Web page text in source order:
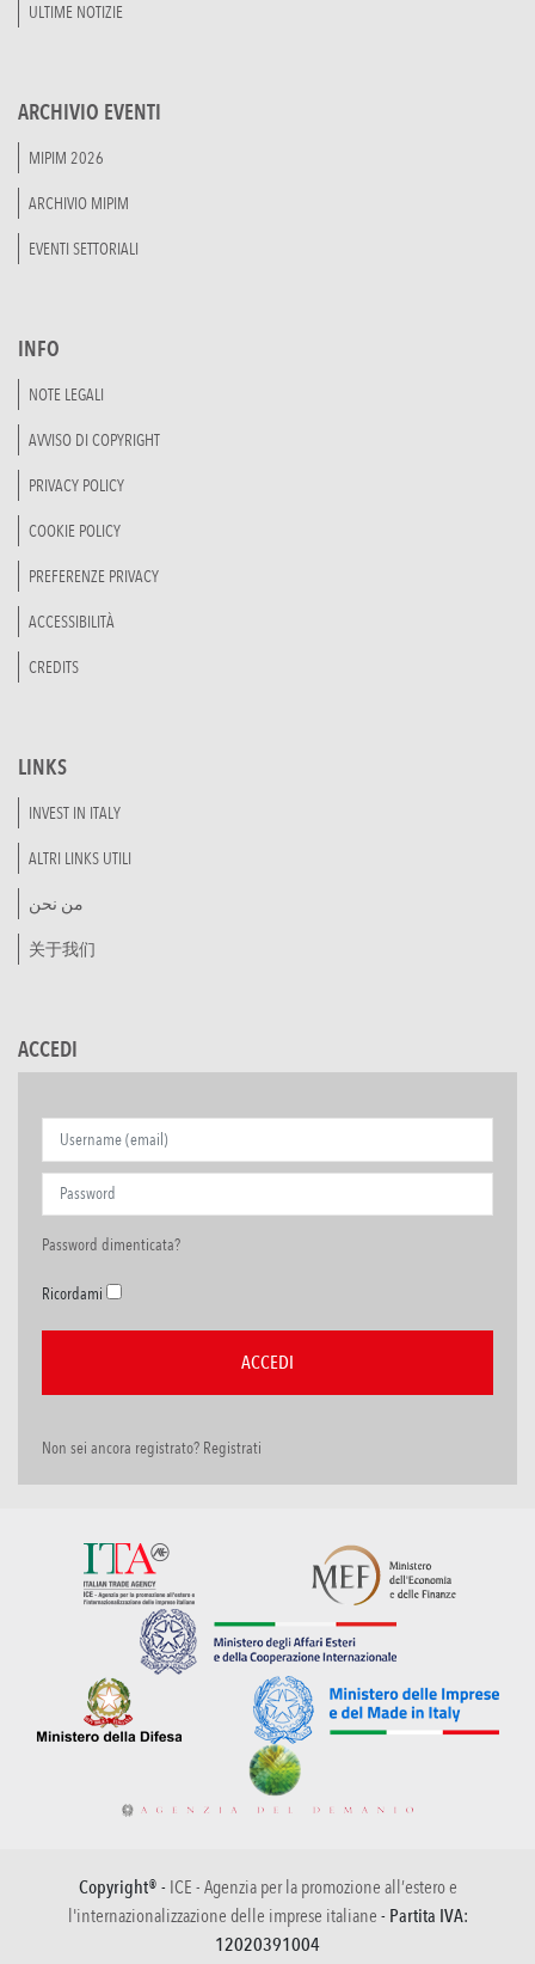
ULTIME NOTIZIE
ARCHIVIO EVENTI
MIPIM 2026
ARCHIVIO MIPIM
EVENTI SETTORIALI
INFO
NOTE LEGALI
AVVISO DI COPYRIGHT
PRIVACY POLICY
COOKIE POLICY
PREFERENZE PRIVACY
ACCESSIBILITÀ
CREDITS
LINKS
INVEST IN ITALY
ALTRI LINKS UTILI
من نحن
关于我们
ACCEDI
Password dimenticata?
Ricordami
Non sei ancora registrato? Registrati
Copyright® - ICE - Agenzia per la promozione all’estero e
l'internazionalizzazione delle imprese italiane - Partita IVA:
12020391004